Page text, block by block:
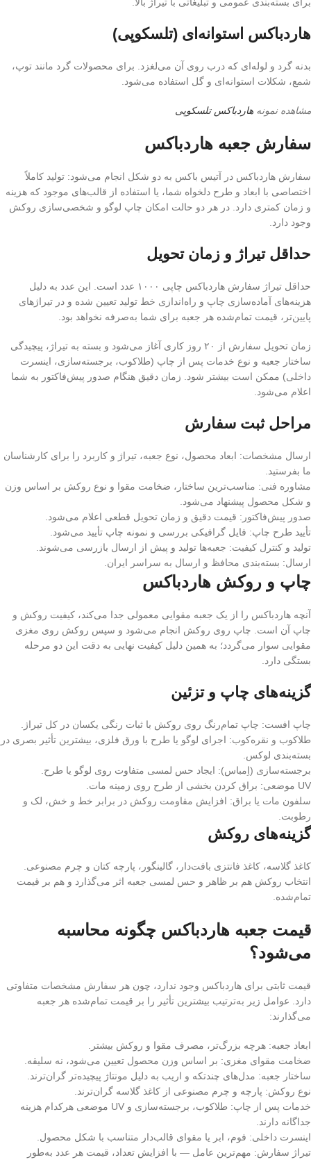
هاردباکس استوانه‌ای (تلسکوپی)
بدنه گرد و لوله‌ای که درب روی آن می‌لغزد. برای محصولات گرد مانند توپ،
شمع، شکلات استوانه‌ای و گل استفاده می‌شود.
مشاهده نمونه هاردباکس تلسکوپی
سفارش جعبه هاردباکس
سفارش هاردباکس در آتیس باکس به دو شکل انجام می‌شود: تولید کاملاً
اختصاصی با ابعاد و طرح دلخواه شما، یا استفاده از قالب‌های موجود که هزینه
و زمان کمتری دارد. در هر دو حالت امکان چاپ لوگو و شخصی‌سازی روکش
وجود دارد.
حداقل تیراژ و زمان تحویل
حداقل تیراژ سفارش هاردباکس چاپی ۱۰۰۰ عدد است. این عدد به دلیل
هزینه‌های آماده‌سازی چاپ و راه‌اندازی خط تولید تعیین شده و در تیراژهای
پایین‌تر، قیمت تمام‌شده هر جعبه برای شما به‌صرفه نخواهد بود.
زمان تحویل سفارش از ۲۰ روز کاری آغاز می‌شود و بسته به تیراژ، پیچیدگی
ساختار جعبه و نوع خدمات پس از چاپ (طلاکوب، برجسته‌سازی، اینسرت
داخلی) ممکن است بیشتر شود. زمان دقیق هنگام صدور پیش‌فاکتور به شما
اعلام می‌شود.
مراحل ثبت سفارش
ارسال مشخصات: ابعاد محصول، نوع جعبه، تیراژ و کاربرد را برای کارشناسان
ما بفرستید.
مشاوره فنی: مناسب‌ترین ساختار، ضخامت مقوا و نوع روکش بر اساس وزن
و شکل محصول پیشنهاد می‌شود.
صدور پیش‌فاکتور: قیمت دقیق و زمان تحویل قطعی اعلام می‌شود.
تأیید طرح چاپ: فایل گرافیکی بررسی و نمونه چاپ تأیید می‌شود.
تولید و کنترل کیفیت: جعبه‌ها تولید و پیش از ارسال بازرسی می‌شوند.
ارسال: بسته‌بندی محافظ و ارسال به سراسر ایران.
چاپ و روکش هاردباکس
آنچه هاردباکس را از یک جعبه مقوایی معمولی جدا می‌کند، کیفیت روکش و
چاپ آن است. چاپ روی روکش انجام می‌شود و سپس روکش روی مغزی
مقوایی سوار می‌گردد؛ به همین دلیل کیفیت نهایی به دقت این دو مرحله
بستگی دارد.
گزینه‌های چاپ و تزئین
چاپ افست: چاپ تمام‌رنگ روی روکش با ثبات رنگی یکسان در کل تیراژ.
طلاکوب و نقره‌کوب: اجرای لوگو یا طرح با ورق فلزی، بیشترین تأثیر بصری در
بسته‌بندی لوکس.
برجسته‌سازی (اِمباس): ایجاد حس لمسی متفاوت روی لوگو یا طرح.
UV موضعی: براق کردن بخشی از طرح روی زمینه مات.
سلفون مات یا براق: افزایش مقاومت روکش در برابر خط و خش، لک و
رطوبت.
گزینه‌های روکش
کاغذ گلاسه، کاغذ فانتزی بافت‌دار، گالینگور، پارچه کتان و چرم مصنوعی.
انتخاب روکش هم بر ظاهر و حس لمسی جعبه اثر می‌گذارد و هم بر قیمت
تمام‌شده.
قیمت جعبه هاردباکس چگونه محاسبه
می‌شود؟
قیمت ثابتی برای هاردباکس وجود ندارد، چون هر سفارش مشخصات متفاوتی
دارد. عوامل زیر به‌ترتیب بیشترین تأثیر را بر قیمت تمام‌شده هر جعبه
می‌گذارند:
ابعاد جعبه: هرچه بزرگ‌تر، مصرف مقوا و روکش بیشتر.
ضخامت مقوای مغزی: بر اساس وزن محصول تعیین می‌شود، نه سلیقه.
ساختار جعبه: مدل‌های چندتکه و اریب به دلیل مونتاژ پیچیده‌تر گران‌ترند.
نوع روکش: پارچه و چرم مصنوعی از کاغذ گلاسه گران‌ترند.
خدمات پس از چاپ: طلاکوب، برجسته‌سازی و UV موضعی هرکدام هزینه
جداگانه دارند.
اینسرت داخلی: فوم، ابر یا مقوای قالب‌دار متناسب با شکل محصول.
تیراژ سفارش: مهم‌ترین عامل — با افزایش تعداد، قیمت هر عدد به‌طور